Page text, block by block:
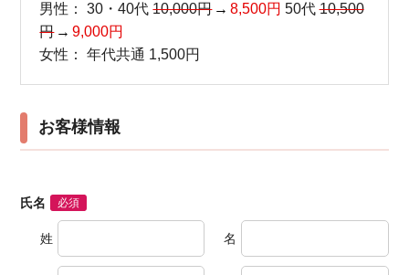
男性： 30・40代10,000円 8,500円 50代10,500
円
9,000円
女性：
年代共通 1,500円
お客様情報
氏名 必須
姓 名